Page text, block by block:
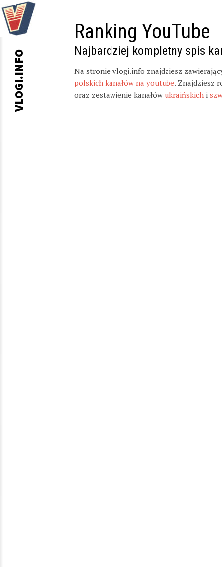
Ranking YouTube
Najbardziej kompletny spis
Na stronie vlogi.info znajdziesz
polskich kanałów na youtube. Znajdziesz
oraz zestawienie kanałów ukraińskich i
VLOGI.INFO